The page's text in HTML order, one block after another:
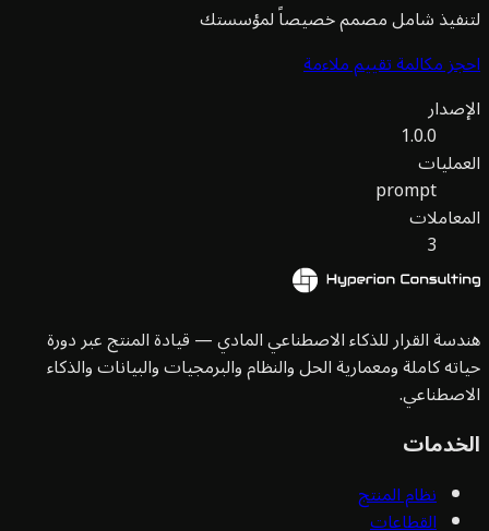
شامل مصمم خصيصاً لمؤسستك
مكالمة تقييم ملاءمة
1.0.0
prompt
القرار للذكاء الاصطناعي المادي — قيادة المنتج عبر دورة
كاملة ومعمارية الحل والنظام والبرمجيات والبيانات والذكاء
نظام المنتج
القطاعات